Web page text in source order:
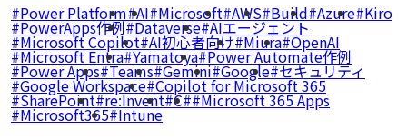
Power Platform AI Microsoft AWS Build Azure Kiro
PowerApps作例 Dataverse AIエージェント
Microsoft Copilot AI初心者向け Miura OpenAI
Microsoft Entra Yamatoya Power Automate作例
Power Apps Teams Gemini Google セキュリティ
Google Workspace Copilot for Microsoft 365
SharePoint re:Invent C# Microsoft 365 Apps
Microsoft365 Intune